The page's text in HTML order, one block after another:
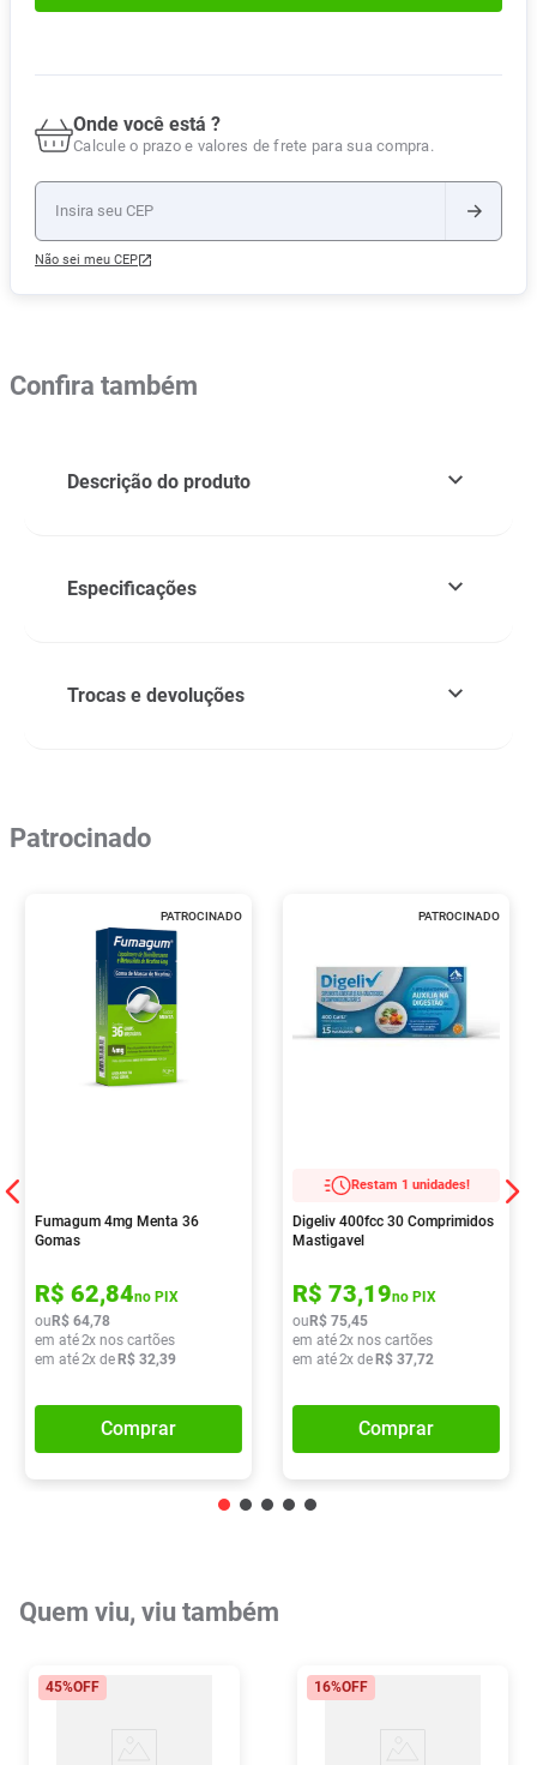
Onde você está ?
Calcule o prazo e valores de frete para sua compra.
Não sei meu CEP
Confira também
Descrição do produto
Especificações
Trocas e devoluções
Patrocinado
PATROCINADO
Fumagum 4mg Menta 36
Gomas
R$ 62,84no PIX
ou R$ 64,78
em até2x nos cartões
em até2x de R$ 32,39
Comprar
PATROCINADO
Restam 1 unidades!
Digeliv 400fcc 30 Comprimidos
Mastigavel
R$ 73,19no PIX
ou R$ 75,45
em até2x nos cartões
em até2x de R$ 37,72
Comprar
Quem viu, viu também
45%OFF 16%OFF